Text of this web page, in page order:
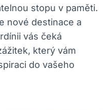
stopu v paměti.
nové destinace a
vás čeká
který vám
do vašeho